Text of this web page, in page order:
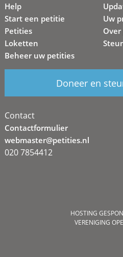
Help
Start een petitie
Petities
Loketten
Beheer uw petities
Uw
Doneer en
Contact
Contactformulier
webmaster@petities.nl
020 7854412
HOSTING
VERENIGING